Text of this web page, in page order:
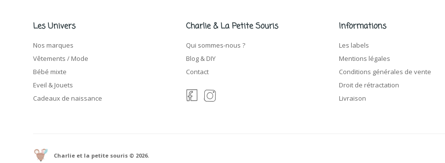
Les Univers
Nos marques
Vêtements / Mode
Bébé mixte
Eveil & Jouets
Cadeaux de naissance
Charlie & La Petite Souris
Qui sommes-nous ?
Blog & DIY
Contact
Informations
Les labels
Mentions légales
Conditions générales de vente
Droit de rétractation
Livraison
Charlie et la petite souris © 2026.